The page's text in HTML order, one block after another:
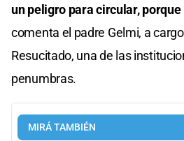
un peligro para circular,
comenta el padre Gelmi, a
Resucitado, una de las
penumbras.
MIRÁ TAMBIÉN